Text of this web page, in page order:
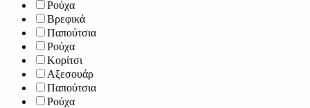
Ρούχα
Βρεφικά
Παπούτσια
Ρούχα
Κορίτσι
Αξεσουάρ
Παπούτσια
Ρούχα